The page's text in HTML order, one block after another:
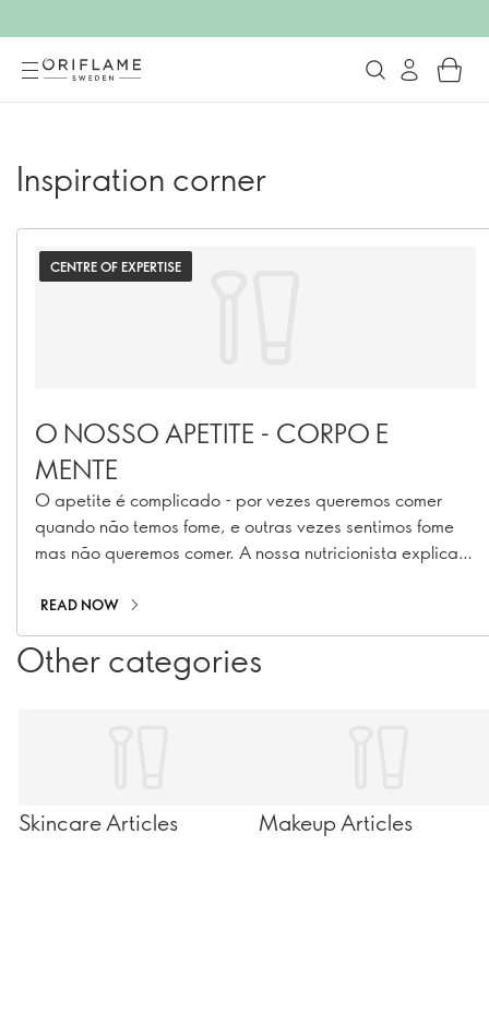
Inspiration corner
CENTRE OF EXPERTISE
O NOSSO APETITE - CORPO E
MENTE
O apetite é complicado - por vezes queremos comer
quando não temos fome, e outras vezes sentimos fome
mas não queremos comer. A nossa nutricionista explica
READ NOW
Other categories
Skincare Articles Makeup Articles